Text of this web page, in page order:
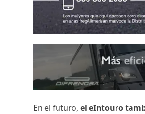
En el futuro,el eIntouro